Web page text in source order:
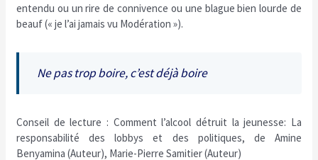
entendu ou un rire de connivence ou une blague bien lourde de
beauf (« je l’ai jamais vu Modération »).
Ne pas trop boire, c’est déjà boire
Conseil de lecture : Comment l’alcool détruit la jeunesse: La
responsabilité des lobbys et des politiques, de Amine
Benyamina (Auteur), Marie-Pierre Samitier (Auteur)